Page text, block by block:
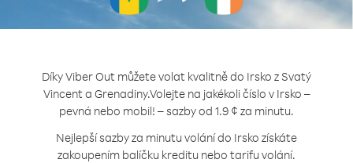
Díky Viber Out můžete volat kvalitně do Irsko z Svatý
Vincent a Grenadiny.Volejte na jakékoli číslo v Irsko –
pevná nebo mobil! – sazby od 1.9 ¢ za minutu.
Nejlepší sazby za minutu volání do Irsko získáte
zakoupením balíčku kreditu nebo tarifu volání.